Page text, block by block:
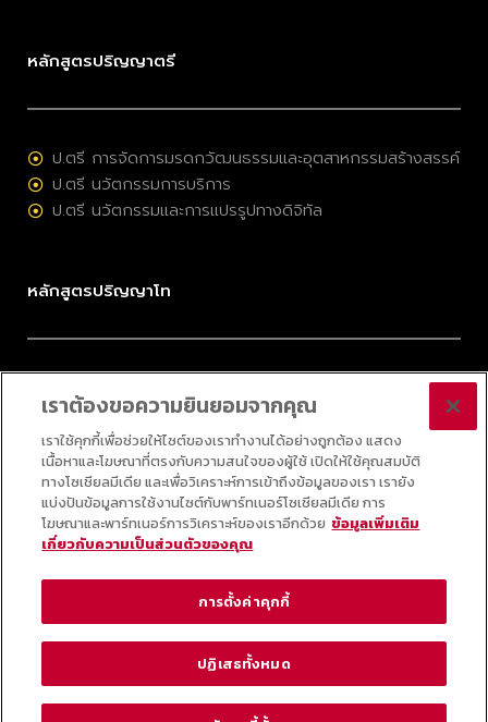
หลักสูตรปริญญาตรี
ป.ตรี การจัดการมรดกวัฒนธรรมและอุตสาหกรรมสร้างสรรค์
ป.ตรี นวัตกรรมการบริการ
ป.ตรี นวัตกรรมและการแปรรูปทางดิจิทัล
หลักสูตรปริญญาโท
ป.โท การจัดการมรดกวัฒนธรรมและอุตสาหกรรมสร้างสรรค์
ป.โท การบริหารนวัตกรรมและเทคโนโลยี
ป.โท กลยุทธ์ดิจิทัล
ป.โท ออนไลน์ วิทยาศาสตร์ข้อมูลประยุกต์
© 2025 COLLEGE OF INNOVATION, THAMMASAT UNIVERSITY ALL RIGHTS
RESERVED
ช่องทางการรับข่าวสาร
เราต้องขอความยินยอมจากคุณ
เราใช้คุกกี้เพื่อช่วยให้ไซต์ของเราทำงานได้อย่างถูกต้อง แสดง
เนื้อหาและโฆษณาที่ตรงกับความสนใจของผู้ใช้ เปิดให้ใช้คุณสมบัติ
ทางโซเชียลมีเดีย และเพื่อวิเคราะห์การเข้าถึงข้อมูลของเรา เรายัง
แบ่งปันข้อมูลการใช้งานไซต์กับพาร์ทเนอร์โซเชียลมีเดีย การ
โฆษณาและพาร์ทเนอร์การวิเคราะห์ของเราอีกด้วย ข้อมูลเพิ่มเติม
เกี่ยวกับความเป็นส่วนตัวของคุณ
การตั้งค่าคุกกี้
ปฏิเสธทั้งหมด